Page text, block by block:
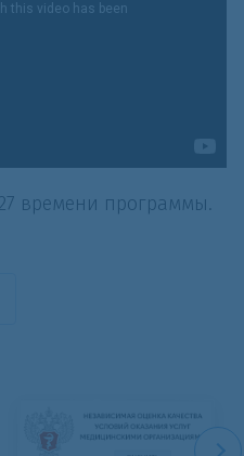
времени программы.